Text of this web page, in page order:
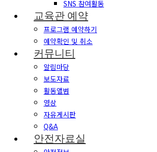
SNS 참여활동
교육관 예약
프로그램 예약하기
예약확인 및 취소
커뮤니티
알림마당
보도자료
활동앨범
영상
자유게시판
Q&A
안전자료실